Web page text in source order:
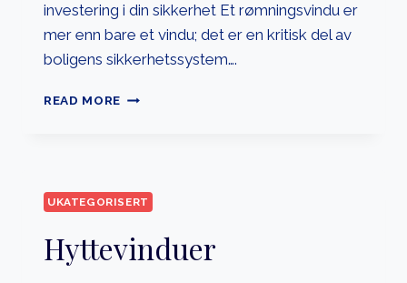
investering i din sikkerhet Et rømningsvindu er
mer enn bare et vindu; det er en kritisk del av
boligens sikkerhetssystem….
READ MORE RØMNINGSVINDU
UKATEGORISERT
Hyttevinduer